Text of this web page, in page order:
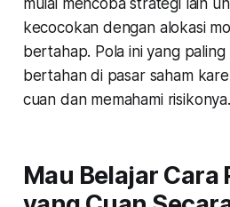
kecocokan dengan alokasi
bertahap. Pola ini yang
bertahan di pasar saham
cuan dan memahami risikonya.
Mau Belajar Cara